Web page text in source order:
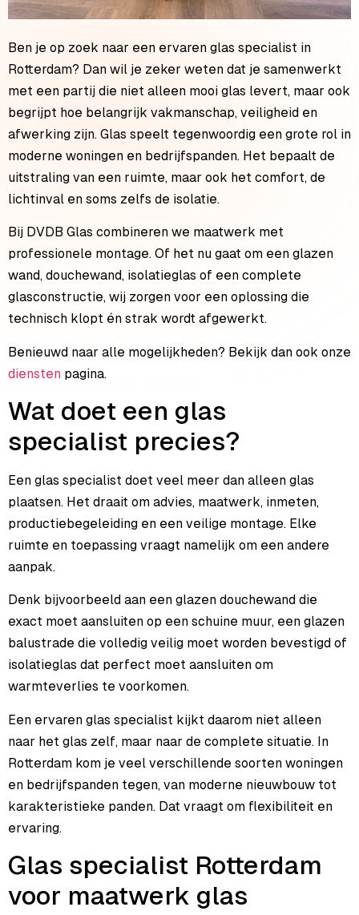
Ben je op zoek naar een ervaren glas specialist in
Rotterdam? Dan wil je zeker weten dat je samenwerkt
met een partij die niet alleen mooi glas levert, maar ook
begrijpt hoe belangrijk vakmanschap, veiligheid en
afwerking zijn. Glas speelt tegenwoordig een grote rol in
moderne woningen en bedrijfspanden. Het bepaalt de
uitstraling van een ruimte, maar ook het comfort, de
lichtinval en soms zelfs de isolatie.
Bij DVDB Glas combineren we maatwerk met
professionele montage. Of het nu gaat om een glazen
wand, douchewand, isolatieglas of een complete
glasconstructie, wij zorgen voor een oplossing die
technisch klopt én strak wordt afgewerkt.
Benieuwd naar alle mogelijkheden? Bekijk dan ook onze
diensten pagina.
Wat doet een glas
specialist precies?
Een glas specialist doet veel meer dan alleen glas
plaatsen. Het draait om advies, maatwerk, inmeten,
productiebegeleiding en een veilige montage. Elke
ruimte en toepassing vraagt namelijk om een andere
aanpak.
Denk bijvoorbeeld aan een glazen douchewand die
exact moet aansluiten op een schuine muur, een glazen
balustrade die volledig veilig moet worden bevestigd of
isolatieglas dat perfect moet aansluiten om
warmteverlies te voorkomen.
Een ervaren glas specialist kijkt daarom niet alleen
naar het glas zelf, maar naar de complete situatie. In
Rotterdam kom je veel verschillende soorten woningen
en bedrijfspanden tegen, van moderne nieuwbouw tot
karakteristieke panden. Dat vraagt om flexibiliteit en
ervaring.
Glas specialist Rotterdam
voor maatwerk glas